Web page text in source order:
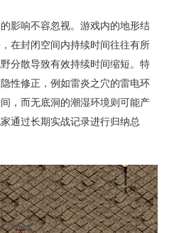
影响不容忽视。游戏内的地形结
在封闭空间内持续时间往往有所
分散导致有效持续时间缩短。特
性修正，例如雷炎之穴的雷电环
，而无底洞的潮湿环境则可能产
通过长期实战记录进行归纳总